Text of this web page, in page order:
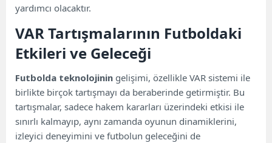
yardımcı olacaktır.
VAR Tartışmalarının Futboldaki
Etkileri ve Geleceği
Futbolda teknolojinin gelişimi, özellikle VAR sistemi ile
birlikte birçok tartışmayı da beraberinde getirmiştir. Bu
tartışmalar, sadece hakem kararları üzerindeki etkisi ile
sınırlı kalmayıp, aynı zamanda oyunun dinamiklerini,
izleyici deneyimini ve futbolun geleceğini de